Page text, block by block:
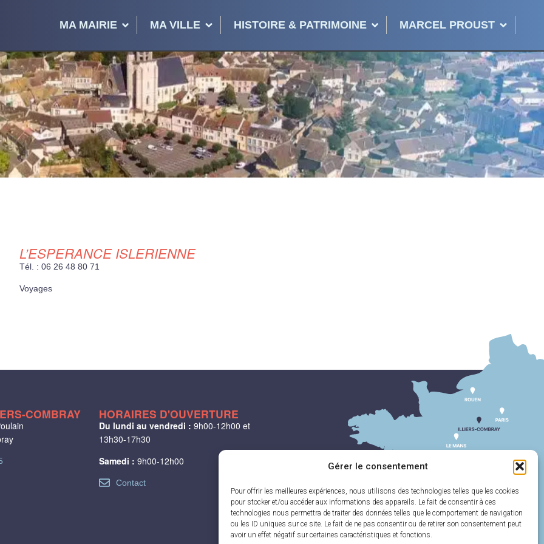
Gérer le consentement
Pour offrir les meilleures expériences, nous utilisons des technologies telles que les cookies
pour stocker et/ou accéder aux informations des appareils. Le fait de consentir à ces
technologies nous permettra de traiter des données telles que le comportement de navigation
ou les ID uniques sur ce site. Le fait de ne pas consentir ou de retirer son consentement peut
avoir un effet négatif sur certaines caractéristiques et fonctions.
MA MAIRIE MA VILLE HISTOIRE & PATRIMOINE MARCEL PROUST
L’ESPERANCE ISLERIENNE
Tél. : 06 26 48 80 71
Voyages
HORAIRES D'OUVERTURE
Du lundi au vendredi : 9h00-12h00 et
13h30-17h30
Samedi : 9h00-12h00
Contact
COMBRAY